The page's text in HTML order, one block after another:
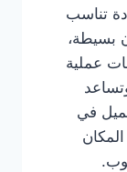
تناسب
بسيطة،
عملية
في